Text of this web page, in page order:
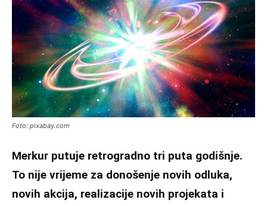
Foto: pixabay.com
Merkur putuje retrogradno tri puta godišnje.
To nije vrijeme za donošenje novih odluka,
novih akcija, realizacije novih projekata i